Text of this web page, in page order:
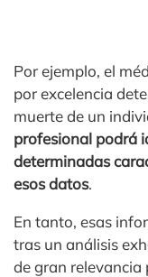
Por ejemplo, el
por excelencia
muerte de un
profesional podrá
determinadas
esos datos.
En tanto, esas
tras un análisis
de gran relevancia